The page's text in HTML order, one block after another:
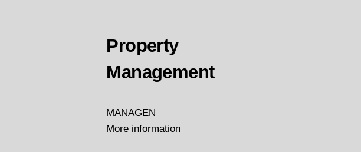
Property
Management
MANAGEN
More information